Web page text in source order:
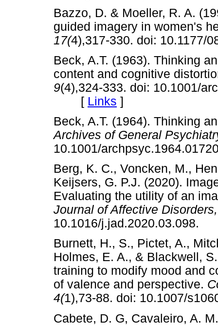
Bazzo, D. & Moeller, R. A.
guided imagery in women's
17(4),317-330. doi:
Beck, A.T. (1963). Thinking
content and cognitive
9(4),324-333. doi: 10.1001/
[ Links ]
Beck, A.T. (1964). Thinking
Archives of General
10.1001/
Berg, K. C., Voncken, M.,
Keijsers, G. P.J. (2020).
Evaluating the utility of an
Journal of Affective
10.1016/
Burnett, H., S., Pictet, A.,
Holmes, E. A., & Blackwell,
training to modify mood and
of valence and perspective.
4(1),73-88. doi: 10.1007/
Cabete, D. G, Cavaleiro, A.